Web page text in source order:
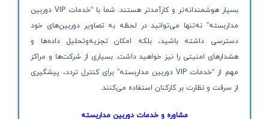
بسیار هوشمندانه‌تر و کارآمدتر هستند. شما با “خدمات VIP دوربین
مداربسته” نه‌تنها می‌توانید در لحظه به تصاویر دوربین‌های خود
دسترسی داشته باشید، بلکه امکان تجزیه‌وتحلیل داده‌ها و
هشدارهای امنیتی را نیز خواهید داشت. بسیاری از شرکت‌ها و مراکز
مهم از “خدمات VIP دوربین مداربسته” برای کنترل تردد، پیشگیری
از سرقت و نظارت بر کارکنان استفاده می‌کنند.
مشاوره و خدمات دوربین مداربسته